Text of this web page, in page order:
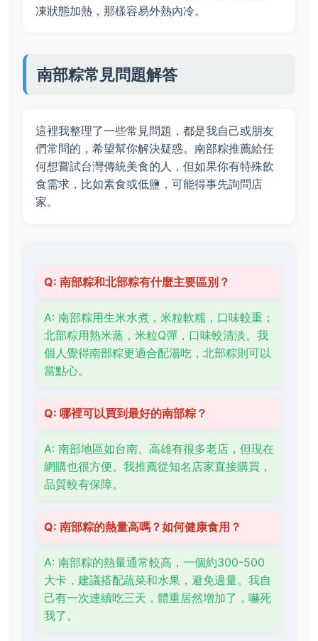
凍狀態加熱，那樣容易外熱內冷。
南部粽常見問題解答
這裡我整理了一些常見問題，都是我自己或朋友
們常問的，希望幫你解決疑惑。南部粽推薦給任
何想嘗試台灣傳統美食的人，但如果你有特殊飲
食需求，比如素食或低鹽，可能得事先詢問店
家。
Q: 南部粽和北部粽有什麼主要區別？
A: 南部粽用生米水煮，米粒軟糯，口味較重；
北部粽用熟米蒸，米粒Q彈，口味較清淡。我
個人覺得南部粽更適合配湯吃，北部粽則可以
當點心。
Q: 哪裡可以買到最好的南部粽？
A: 南部地區如台南、高雄有很多老店，但現在
網購也很方便。我推薦從知名店家直接購買，
品質較有保障。
Q: 南部粽的熱量高嗎？如何健康食用？
A: 南部粽的熱量通常較高，一個約300-500
大卡，建議搭配蔬菜和水果，避免過量。我自
己有一次連續吃三天，體重居然增加了，嚇死
我了。